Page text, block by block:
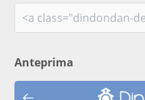
Anteprima